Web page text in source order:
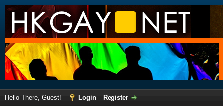
Hello There, Guest! Login
Register